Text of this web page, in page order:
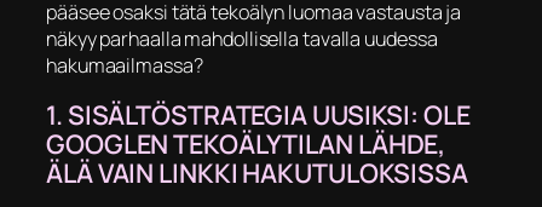
pääsee osaksi tätä tekoälyn luomaa vastausta ja
näkyy parhaalla mahdollisella tavalla uudessa
hakumaailmassa?
​1. SISÄLTÖSTRATEGIA UUSIKSI: OLE
GOOGLEN TEKOÄLYTILAN LÄHDE,
ÄLÄ VAIN LINKKI HAKUTULOKSISSA